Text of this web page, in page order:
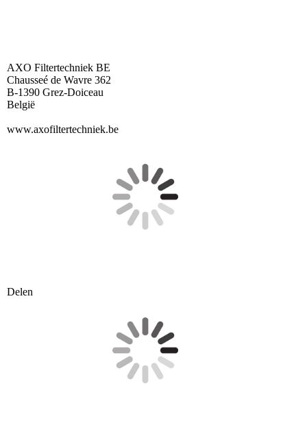
AXO Filtertechniek BE
Chausseé de Wavre 362
B-1390 Grez-Doiceau
België
www.axofiltertechniek.be
Delen